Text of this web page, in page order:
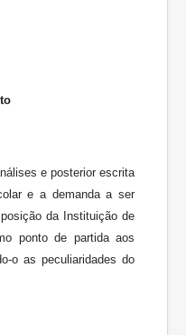
e posterior escrita
e a demanda a ser
da Instituição de
ponto de partida aos
o as peculiaridades do